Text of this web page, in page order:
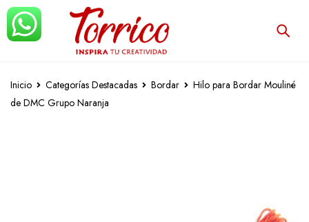
Inicio Categorías Destacadas Bordar
Hilo para Bordar Mouliné
de DMC Grupo Naranja